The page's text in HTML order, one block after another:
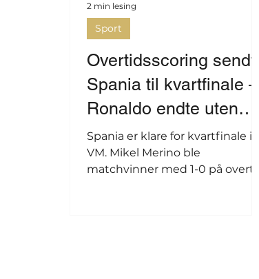
Overtidsscoring sendte
Spania til kvartfinale –
Ronaldo endte uten
VM-tittel
Spania er klare for kvartfinale i
VM. Mikel Merino ble
matchvinner med 1-0 på overtid
Sport
2 min lesing